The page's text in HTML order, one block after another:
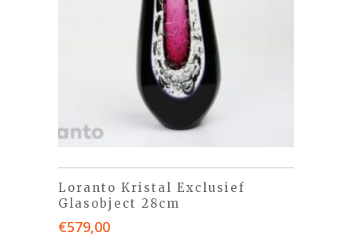
Loranto Kristal Exclusief
Glasobject 28cm
€579,00